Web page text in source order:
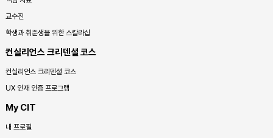
교수진
학생과 취준생을 위한 스칼라십
컨실리언스 크리덴셜 코스
컨실리언스 크리덴셜 코스
UX 인재 인증 프로그램
My CIT
내 프로필